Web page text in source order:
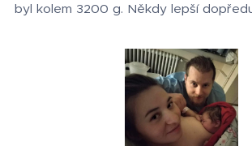
byl kolem 3200 g. Někdy lepší